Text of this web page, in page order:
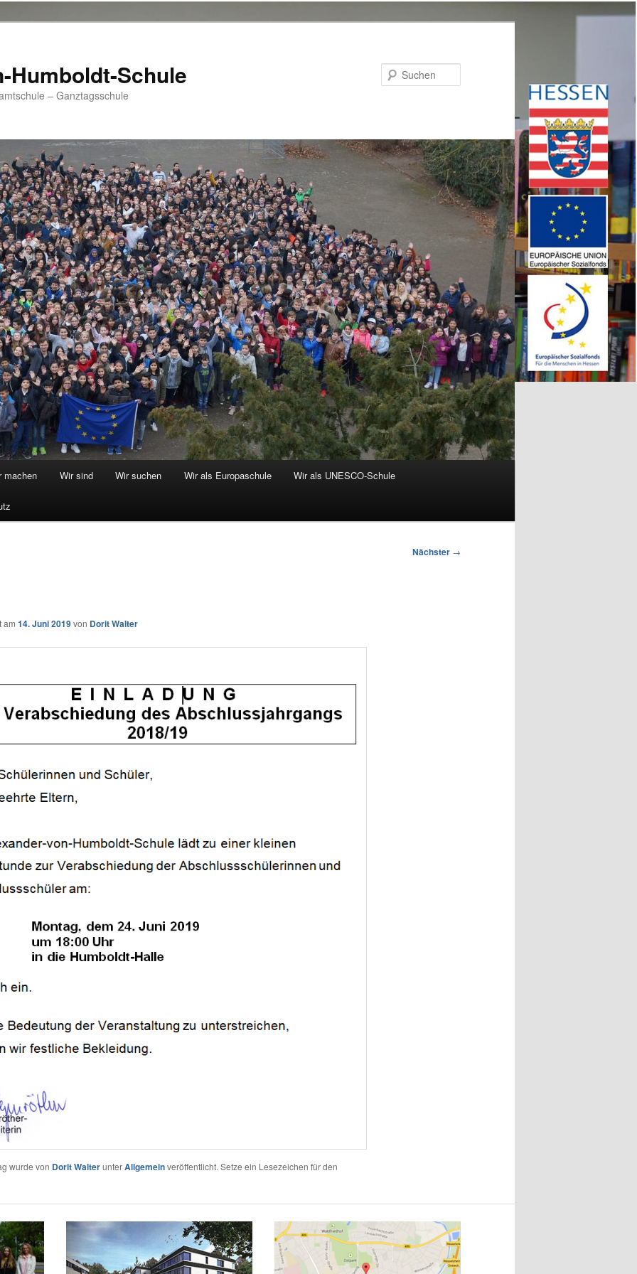
Humboldt-Schule
– Ganztagsschule
machen Wir sind Wir suchen Wir als Europaschule Wir als UNESCO-Schule
Nächster →
am 14. Juni 2019von Dorit Walter
wurde von Dorit WalterunterAllgemeinveröffentlicht. Setze ein Lesezeichen für den